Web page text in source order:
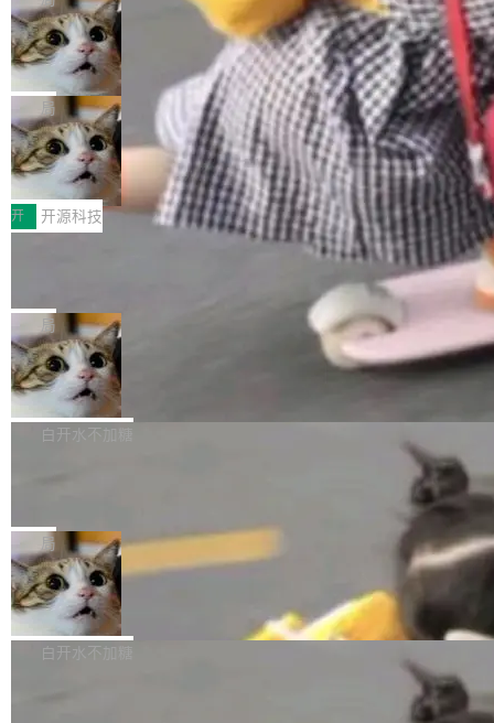
现实 过去两年，CIO们的焦虑清单上多了两项：
一是如何让大模型和智能体应用安全地从PoC走
向生产，二是如何让测试团队跟得上AI应用...
设置，如果用布尔值 + 可空字段来表示——bool
ean 表示是否可切换，nullable 的默认模式、浅
色方案、深色方案——会产生大量无意义的组
合。方案缺了、配置冲突了、全 null 了。要知道
哪些组合有效，作者说，你得靠"文档、校验、或
者部落知识"。 换个写法。Rust 的 enum，两个
变体：Switchable...
个"AI 知识库 + 聊天机器人"——每个大厂都在
做，没什么新鲜的。 但 Kenton Varda 在 Twitte
r 上把事情说清楚了： 今天我们发布了 Cloudfla
re OS，一个带连接器的聊天机器人，跟其他所
有科技公司做的一样。只不过，实际上它不一
样。这是 Sandstorm.io 的重制版，我十年前的
那个创业公司。不同的是，这次它构建在 Cloudf
lare Workers 上——我花了九年时间搭建的平台
——并且深度集成了 AI。这基本上是我十年秘密
Deno 团队开源 Celld，可自托管的分
布式 Durable Objects
Ryan Dahl 领导的 Deno 团队推出了最新开源项
目 Celld，一个能在自己机器上运行 Cloudflare
Workers 和 Durable Objects 的守护进程。 设
计思路很直接：每个对象是一个独立的 SQLite
数据库，按名称寻址，复制到你自己的 S3 兼容
存储库里。节点之间只通过这个存储库协调——
没有控制平面，没有共识协议。每个对象自带一
个小型数据库，应用天然按分片构建，单个数据
库的竞争和爆炸半径问题在设计层面就被消除
了。 闲置的 cell 会休眠到几乎不占资源。当 cel
l 迁移或唤醒时，新宿主从 S3 恢复 SQLite 数据
库继续执行。存储库是持久化的唯一真相...
局
鲁大师7月新机性能/流畅/AI榜：vivo夺
性能、流畅双第一，三星Galaxy Z系列
新折叠缺席
2026年7月的手机市场，由于存储等硬件成本暴
增，手机厂商的日子也不好过啊，新机速度明显
放缓，因此硝烟味淡了许多。新机参数规格除开
高价的三星折叠（三星Galaxy Z Fold8 Ultra / Z
Fold8 / Z Flip8）外，其余要么是中低端机器，
例如iQOO Z11i、REDMI Note 17、REDMI No
te 17 Pro、OPPO K15，要么是vivo X300 E这
样的次旗舰。 Galaxy Z Fold8 Ultra / Z Fold8 /
Z Flip8三款折叠屏新机均在7月22日发布，且全
部搭载骁龙8 Elite Gen5 for Galaxy，它们本该
开 开源科技
Zed 编辑器团队发布了新项目——DeltaDB，一
个在 git commit 之间记录每一次编辑操作的版
本控制系统。目前处于 Early Access 阶段。 De
ltaDB 的核心思路直接写在 landing page 最显
眼的位置：「Software is made between com
mits」——软件是在 commit 之间写出来的。git
是把这段空隙补上。 回退到任何一次编辑：Delt
aDB 捕获 commit 之间的每一次操作，...
局
SpaceXAI 单季资本开支达 183 亿美元
根据风险投资人Tomer Tunguz 博客（VC 分
析）披露的最新分析与第二季度业绩报告，Spac
微软同期总资本开支的四成。 与亚马逊、Alpha
bet、微软以及 Meta 等传统科技巨头相比，Spa
ceXAI的资金消耗速度尤为引人瞩目。然而，支
撑庞大支出的资金来源却呈现出截然不同的面
貌。数据显示，微软和 Meta 主要依托充沛的经
白开水不加糖
一个在终端里运行的编程 agent；Muse Spark
1.2，驱动这个 agent 的新模型。一句话概括：
你可以用 curl -fsSL https://dev.meta.ai/install.
sh | bash 安装一个能在大项目里自动规划、写
代码、验证结果的 AI 终端工具。 据介绍，Muse
局
美团开源 LoHoSearch，用知识图谱校
准 AI 能力认知
机器出题的前提，是让机器拥有全局视野。整个
构建流程可以分为四个环节：建图 → 控制难度
白开水不加糖